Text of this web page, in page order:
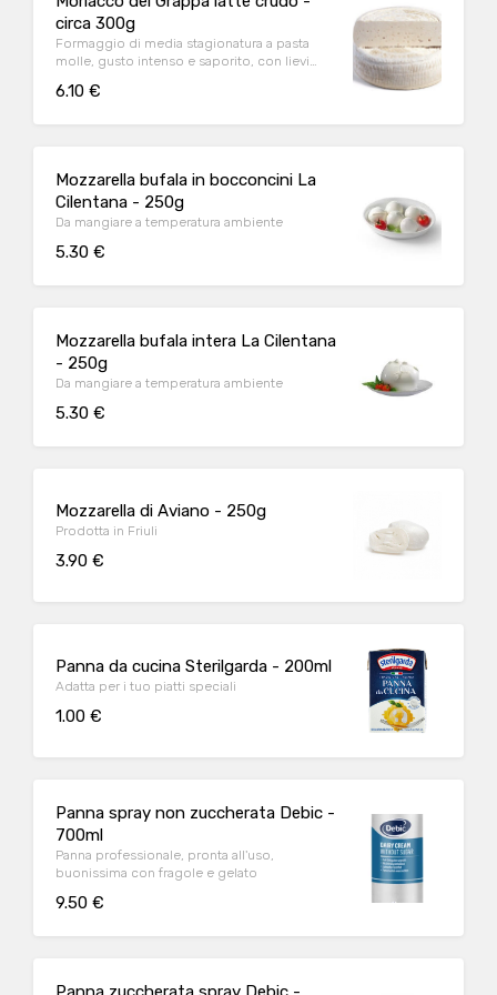
circa 300g
Formaggio di media stagionatura a pasta
molle, gusto intenso e saporito, con lievi
6.10 €
Mozzarella bufala in bocconcini La
Cilentana - 250g
Da mangiare a temperatura ambiente
5.30 €
Mozzarella bufala intera La Cilentana
- 250g
Da mangiare a temperatura ambiente
5.30 €
Mozzarella di Aviano - 250g
Prodotta in Friuli
3.90 €
Panna da cucina Sterilgarda - 200ml
Adatta per i tuo piatti speciali
1.00 €
Panna spray non zuccherata Debic -
700ml
Panna professionale, pronta all'uso,
buonissima con fragole e gelato
9.50 €